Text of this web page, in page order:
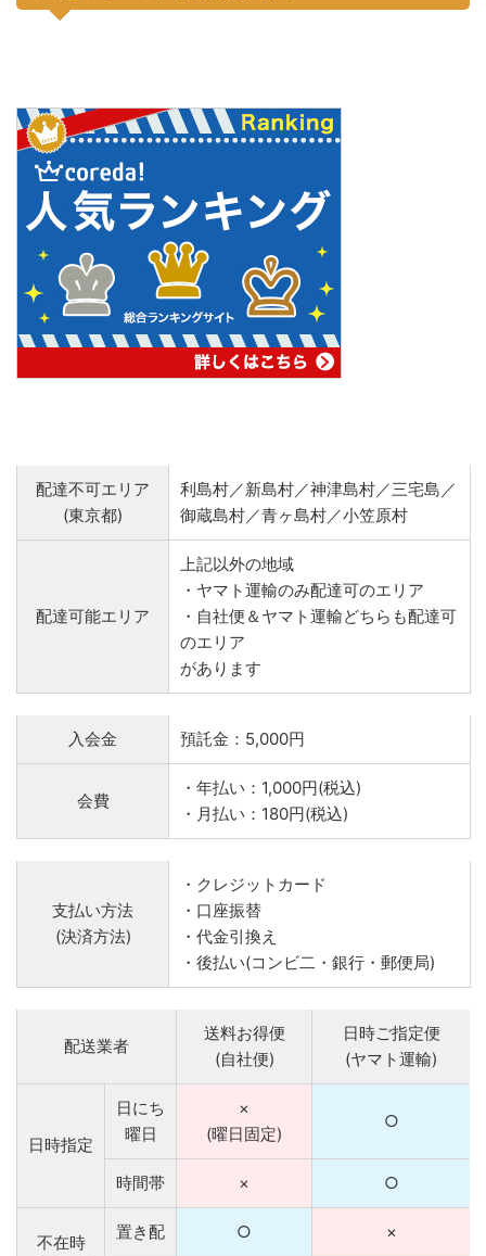
配達不可エリア
(東京都)
利島村／新島村／神津島村／三宅島／
御蔵島村／青ヶ島村／小笠原村
配達可能エリア
上記以外の地域
・ヤマト運輸のみ配達可のエリア
・自社便＆ヤマト運輸どちらも配達可
のエリア
があります
入会金 預託金：5,000円
会費
・年払い：1,000円(税込)
・月払い：180円(税込)
支払い方法
(決済方法)
・クレジットカード
・口座振替
・代金引換え
・後払い(コンビ二・銀行・郵便局)
配送業者
送料お得便
(自社便)
日時ご指定便
(ヤマト運輸)
日時指定
日にち
曜日
×
(曜日固定)
○
時間帯 × ○
不在時
置き配 ○ ×